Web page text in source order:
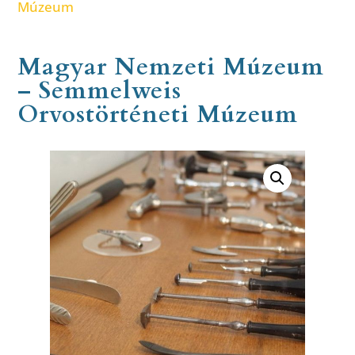
Múzeum
Magyar Nemzeti Múzeum
– Semmelweis
Orvostörténeti Múzeum